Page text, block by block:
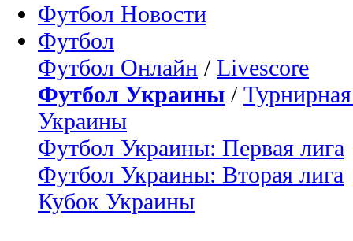
Футбол Новости
Футбол
Футбол Онлайн / Livescore
Футбол Украины /
Украины
Футбол Украины: Первая лига
Футбол Украины: Вторая лига
Кубок Украины